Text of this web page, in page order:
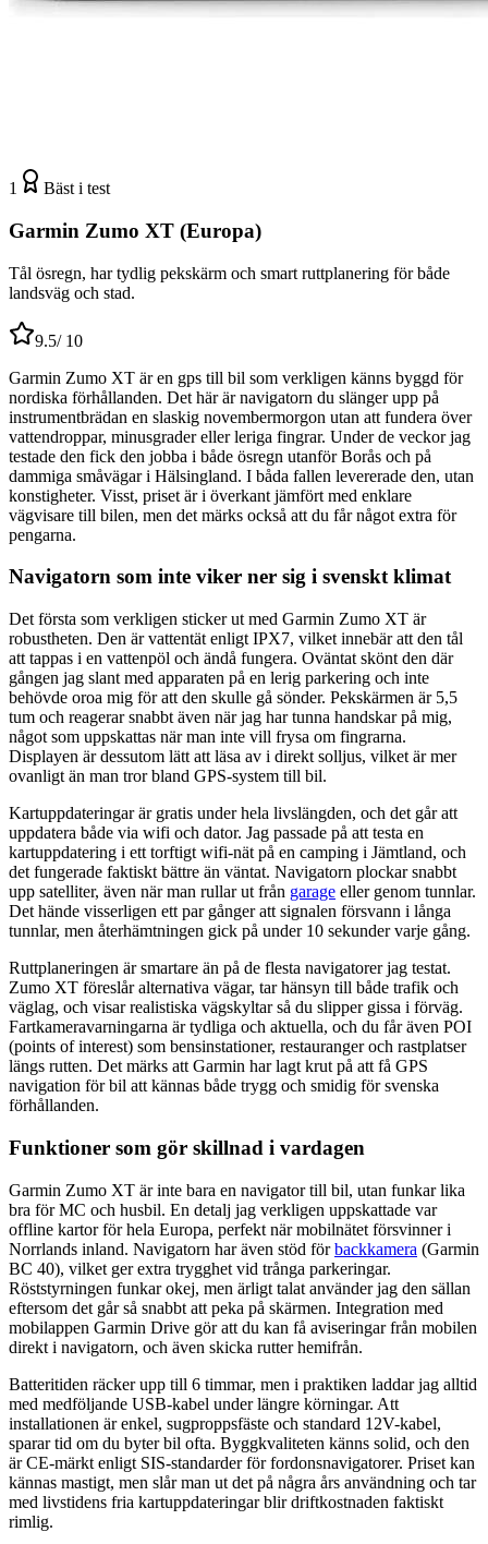
1 Bäst i test
Garmin Zumo XT (Europa)
Tål ösregn, har tydlig pekskärm och smart ruttplanering för både
landsväg och stad.
9.5/ 10
Garmin Zumo XT är en gps till bil som verkligen känns byggd för
nordiska förhållanden. Det här är navigatorn du slänger upp på
instrumentbrädan en slaskig novembermorgon utan att fundera över
vattendroppar, minusgrader eller leriga fingrar. Under de veckor jag
testade den fick den jobba i både ösregn utanför Borås och på
dammiga småvägar i Hälsingland. I båda fallen levererade den, utan
konstigheter. Visst, priset är i överkant jämfört med enklare
vägvisare till bilen, men det märks också att du får något extra för
pengarna.
Navigatorn som inte viker ner sig i svenskt klimat
Det första som verkligen sticker ut med Garmin Zumo XT är
robustheten. Den är vattentät enligt IPX7, vilket innebär att den tål
att tappas i en vattenpöl och ändå fungera. Oväntat skönt den där
gången jag slant med apparaten på en lerig parkering och inte
behövde oroa mig för att den skulle gå sönder. Pekskärmen är 5,5
tum och reagerar snabbt även när jag har tunna handskar på mig,
något som uppskattas när man inte vill frysa om fingrarna.
Displayen är dessutom lätt att läsa av i direkt solljus, vilket är mer
ovanligt än man tror bland GPS-system till bil.
Kartuppdateringar är gratis under hela livslängden, och det går att
uppdatera både via wifi och dator. Jag passade på att testa en
kartuppdatering i ett torftigt wifi-nät på en camping i Jämtland, och
det fungerade faktiskt bättre än väntat. Navigatorn plockar snabbt
upp satelliter, även när man rullar ut från garage eller genom tunnlar.
Det hände visserligen ett par gånger att signalen försvann i långa
tunnlar, men återhämtningen gick på under 10 sekunder varje gång.
Ruttplaneringen är smartare än på de flesta navigatorer jag testat.
Zumo XT föreslår alternativa vägar, tar hänsyn till både trafik och
väglag, och visar realistiska vägskyltar så du slipper gissa i förväg.
Fartkameravarningarna är tydliga och aktuella, och du får även POI
(points of interest) som bensinstationer, restauranger och rastplatser
längs rutten. Det märks att Garmin har lagt krut på att få GPS
navigation för bil att kännas både trygg och smidig för svenska
förhållanden.
Funktioner som gör skillnad i vardagen
Garmin Zumo XT är inte bara en navigator till bil, utan funkar lika
bra för MC och husbil. En detalj jag verkligen uppskattade var
offline kartor för hela Europa, perfekt när mobilnätet försvinner i
Norrlands inland. Navigatorn har även stöd förbackkamera (Garmin
BC 40), vilket ger extra trygghet vid trånga parkeringar.
Röststyrningen funkar okej, men ärligt talat använder jag den sällan
eftersom det går så snabbt att peka på skärmen. Integration med
mobilappen Garmin Drive gör att du kan få aviseringar från mobilen
direkt i navigatorn, och även skicka rutter hemifrån.
Batteritiden räcker upp till 6 timmar, men i praktiken laddar jag alltid
med medföljande USB-kabel under längre körningar. Att
installationen är enkel, sugproppsfäste och standard 12V-kabel,
sparar tid om du byter bil ofta. Byggkvaliteten känns solid, och den
är CE-märkt enligt SIS-standarder för fordonsnavigatorer. Priset kan
kännas mastigt, men slår man ut det på några års användning och tar
med livstidens fria kartuppdateringar blir driftkostnaden faktiskt
rimlig.